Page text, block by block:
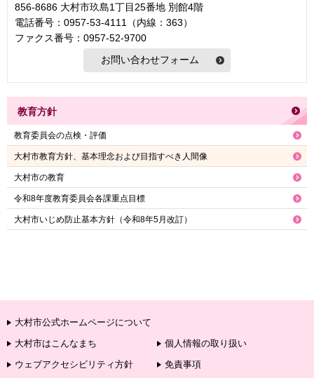
856-8686 大村市玖島1丁目25番地 別館4階
電話番号：0957-53-4111（内線：363）
ファクス番号：0957-52-9700
教育方針
教育委員会の点検・評価
大村市教育方針、基本理念および目指すべき人間像
大村市の教育
令和8年度教育委員会各課重点目標
大村市いじめ防止基本方針（令和8年5月改訂）
大村市公式ホームページについて
大村市はこんなまち
個人情報の取り扱い
ウェブアクセシビリティ方針
免責事項